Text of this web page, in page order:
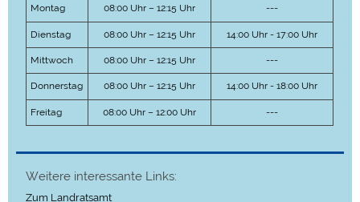
Montag 08:00 Uhr – 12:15 Uhr ---
Dienstag 08:00 Uhr – 12:15 Uhr 14:00 Uhr - 17:00 Uhr
Mittwoch 08:00 Uhr – 12:15 Uhr ---
Donnerstag 08:00 Uhr – 12:15 Uhr 14:00 Uhr - 18:00 Uhr
Freitag 08:00 Uhr – 12:00 Uhr ---
Weitere interessante Links:
Zum Landratsamt